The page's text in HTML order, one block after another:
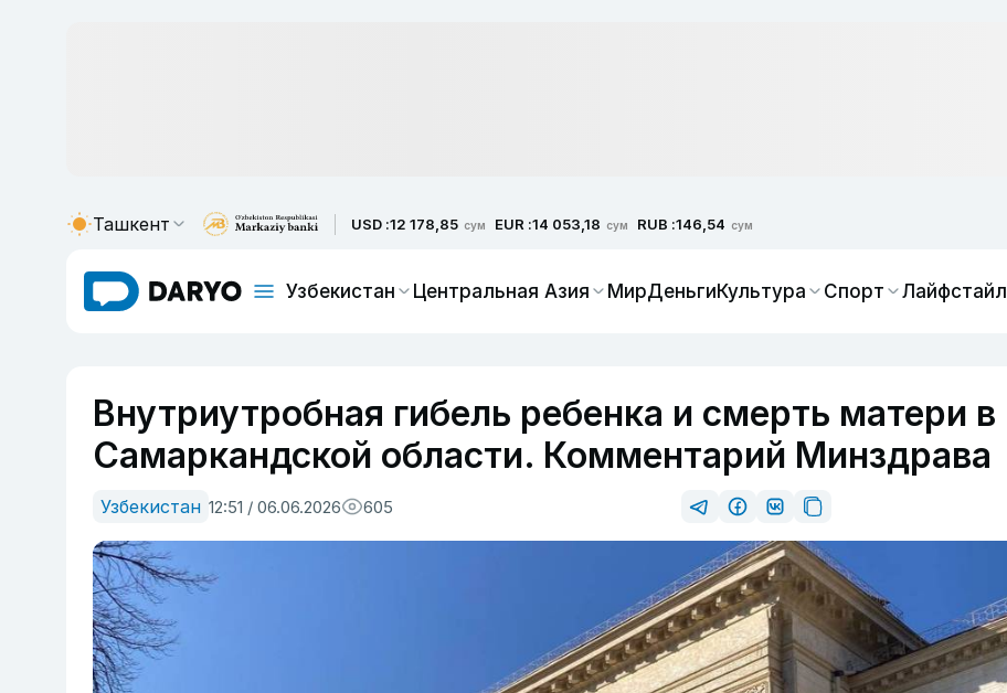
Ташкент USD :12 178,85 сум EUR :14 053,18 сум RUB :146,54 сум
Узбекистан Центральная Азия МирДеньгиКультура Спорт Лайфстайл
Внутриутробная гибель ребенка и смерть матери в
Самаркандской области. Комментарий Минздрава
Узбекистан 12:51 / 06.06.2026 605